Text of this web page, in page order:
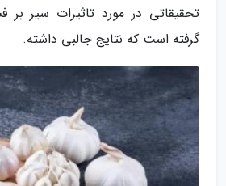
تحقیقاتی در مورد تاثیرات سیر بر
گرفته است که نتایج جالبی داشته.